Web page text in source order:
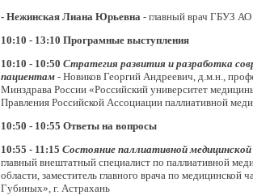
- Нежинская Лиана Юрьевна - главный врач ГБУЗ АО
10:10 - 13:10 Програмные выступления
10:10 - 10:50 Стратегия развития и разработка
пациентам - Новиков Георгий Андреевич, д.м.н.,
Минздрава России «Российский университет
Правления Российской Ассоциации паллиативной
10:50 - 10:55 Ответы на вопросы
10:55 - 11:15 Состояние паллиативной
главный внештатный специалист по паллиативной
области, заместитель главного врача по
Губиных», г. Астрахань